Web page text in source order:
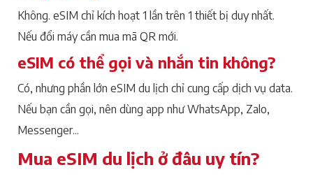
Không. eSIM chỉ kích hoạt 1 lần trên 1 thiết bị duy nhất.
Nếu đổi máy cần mua mã QR mới.
eSIM có thể gọi và nhắn tin không?
Có, nhưng phần lớn eSIM du lịch chỉ cung cấp dịch vụ data.
Nếu bạn cần gọi, nên dùng app như WhatsApp, Zalo,
Messenger...
Mua eSIM du lịch ở đâu uy tín?